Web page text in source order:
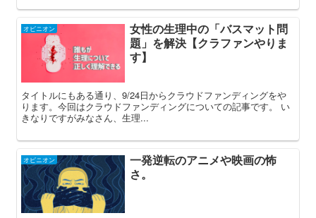
オピニオン
女性の生理中の「バスマット問
題」を解決【クラファンやりま
す】
タイトルにもある通り、9/24日からクラウドファンディングをや
ります。今回はクラウドファンディングについての記事です。 い
きなりですがみなさん、生理...
オピニオン
一発逆転のアニメや映画の怖
さ。